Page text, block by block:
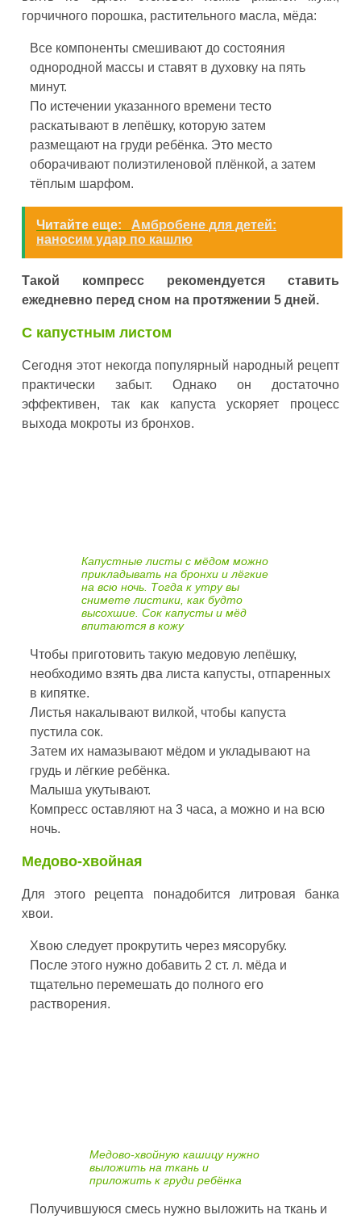
горчичного порошка, растительного масла, мёда:
Все компоненты смешивают до состояния
однородной массы и ставят в духовку на пять
минут.
По истечении указанного времени тесто
раскатывают в лепёшку, которую затем
размещают на груди ребёнка. Это место
оборачивают полиэтиленовой плёнкой, а затем
тёплым шарфом.
Читайте еще:
Амбробене для детей:
наносим удар по кашлю
Такой компресс рекомендуется ставить
ежедневно перед сном на протяжении 5 дней.
С капустным листом
Сегодня этот некогда популярный народный рецепт
практически забыт. Однако он достаточно
эффективен, так как капуста ускоряет процесс
выхода мокроты из бронхов.
Капустные листы с мёдом можно
прикладывать на бронхи и лёгкие
на всю ночь. Тогда к утру вы
снимете листики, как будто
высохшие. Сок капусты и мёд
впитаются в кожу
Чтобы приготовить такую медовую лепёшку,
необходимо взять два листа капусты, отпаренных
в кипятке.
Листья накалывают вилкой, чтобы капуста
пустила сок.
Затем их намазывают мёдом и укладывают на
грудь и лёгкие ребёнка.
Малыша укутывают.
Компресс оставляют на 3 часа, а можно и на всю
ночь.
Медово-хвойная
Для этого рецепта понадобится литровая банка
хвои.
Хвою следует прокрутить через мясорубку.
После этого нужно добавить 2 ст. л. мёда и
тщательно перемешать до полного его
растворения.
Медово-хвойную кашицу нужно
выложить на ткань и
приложить к груди ребёнка
Получившуюся смесь нужно выложить на ткань и